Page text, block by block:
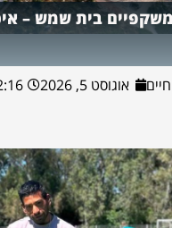
בית שמש –
אוגוסט 5, 2026 pm